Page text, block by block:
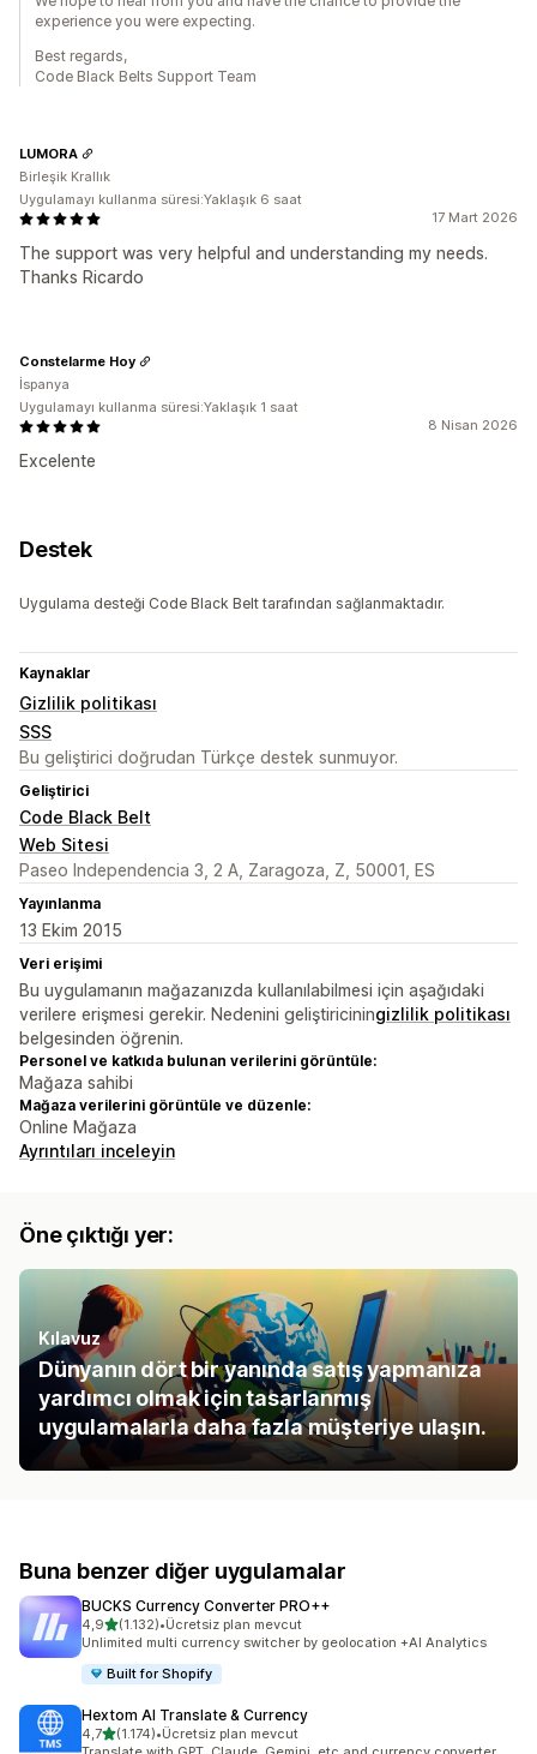
experience you were expecting.
Best regards,
Code Black Belts Support Team
17 Mart 2026
The support was very helpful and understanding my needs.
Thanks Ricardo
LUMORA
Birleşik Krallık
Uygulamayı kullanma süresi:Yaklaşık 6 saat
8 Nisan 2026
Excelente
Constelarme Hoy
İspanya
Uygulamayı kullanma süresi:Yaklaşık 1 saat
Destek
Uygulama desteği Code Black Belt tarafından sağlanmaktadır.
Kaynaklar
Gizlilik politikası
SSS
Bu geliştirici doğrudan Türkçe destek sunmuyor.
Geliştirici
Code Black Belt
Web Sitesi
Paseo Independencia 3, 2 A, Zaragoza, Z, 50001, ES
Yayınlanma
13 Ekim 2015
Veri erişimi
Bu uygulamanın mağazanızda kullanılabilmesi için aşağıdaki
verilere erişmesi gerekir. Nedenini geliştiriciningizlilik politikası
belgesinden öğrenin.
Personel ve katkıda bulunan verilerini görüntüle:
Mağaza sahibi
Mağaza verilerini görüntüle ve düzenle:
Online Mağaza
Ayrıntıları inceleyin
Öne çıktığı yer:
Kılavuz
Dünyanın dört bir yanında satış yapmanıza
yardımcı olmak için tasarlanmış
uygulamalarla daha fazla müşteriye ulaşın.
Buna benzer diğer uygulamalar
BUCKS Currency Converter PRO++
4,95 yıldız üzerinden
(1.132)
toplam 1132 değerlendirme
•Ücretsiz plan mevcut
Unlimited multi currency switcher by geolocation +AI Analytics
Built for Shopify
Hextom AI Translate & Currency
4,75 yıldız üzerinden
(1.174)
toplam 1174 değerlendirme
•Ücretsiz plan mevcut